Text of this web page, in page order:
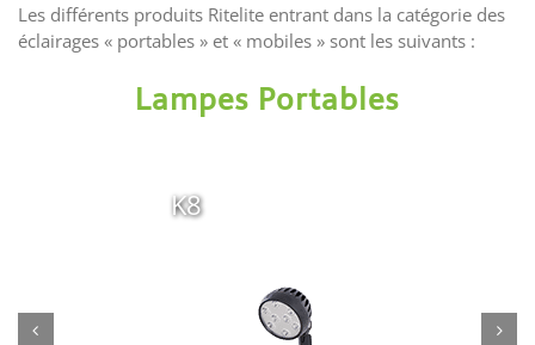
Les différents produits Ritelite entrant dans la catégorie des
éclairages « portables » et « mobiles » sont les suivants :
Lampes Portables
K8